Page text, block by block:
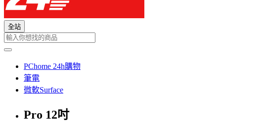
全站
PChome 24h購物
筆電
微軟Surface
Pro 12吋